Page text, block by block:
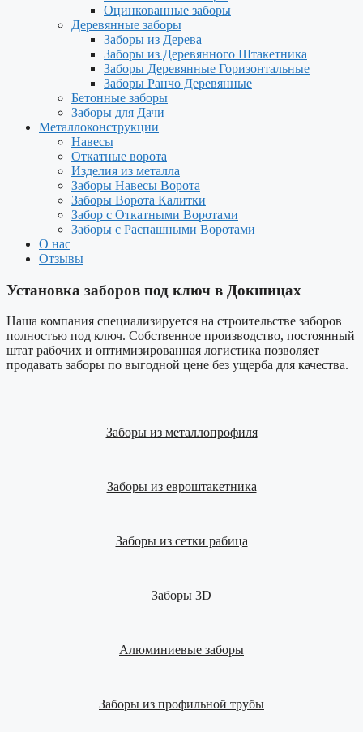
Оцинкованные заборы
Деревянные заборы
Заборы из Дерева
Заборы из Деревянного Штакетника
Заборы Деревянные Горизонтальные
Заборы Ранчо Деревянные
Бетонные заборы
Заборы для Дачи
Металлоконструкции
Навесы
Откатные ворота
Изделия из металла
Заборы Навесы Ворота
Заборы Ворота Калитки
Забор с Откатными Воротами
Заборы с Распашными Воротами
О нас
Отзывы
Установка заборов под ключ в Докшицах
Наша компания специализируется на строительстве заборов
полностью под ключ. Собственное производство, постоянный
штат рабочих и оптимизированная логистика позволяет
продавать заборы по выгодной цене без ущерба для качества.
Заборы из металлопрофиля
Заборы из евроштакетника
Заборы из сетки рабица
Заборы 3D
Алюминиевые заборы
Заборы из профильной трубы